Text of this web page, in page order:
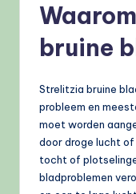
bruine
Strelitzia bruine
probleem en
moet worden
door droge lucht
tocht of
bladproblemen